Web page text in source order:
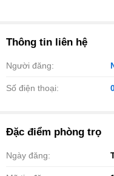
Thông tin liên hệ
Người đăng:
Số điện thoại:
Đặc điểm phòng trọ
Ngày đăng: